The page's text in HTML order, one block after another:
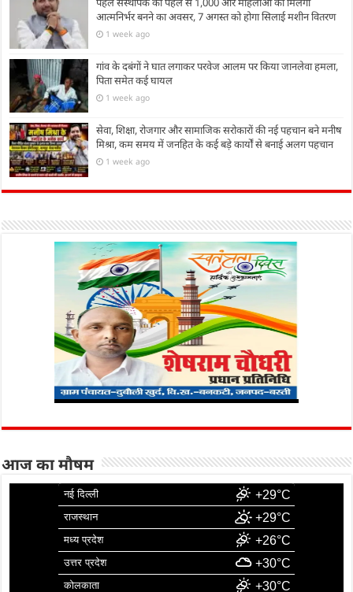
आत्मनिर्भर बनने का अवसर, 7 अगस्त को होगा सिलाई मशीन वितरण
1 week ago
गांव के दबंगों ने घात लगाकर परवेज आलम पर किया जानलेवा हमला,
पिता समेत कई घायल
1 week ago
सेवा, शिक्षा, रोजगार और सामाजिक सरोकारों की नई पहचान बने मनीष
मिश्रा, कम समय में जनहित के कई बड़े कार्यों से बनाई अलग पहचान
1 week ago
आज का मौषम
नई दिल्ली +29°C
राजस्थान +29°C
मध्य प्रदेश +26°C
उत्तर प्रदेश +30°C
कोलकाता +30°C